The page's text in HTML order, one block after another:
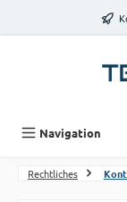
Zum Hauptinhalt
Navigation
Rechtliches